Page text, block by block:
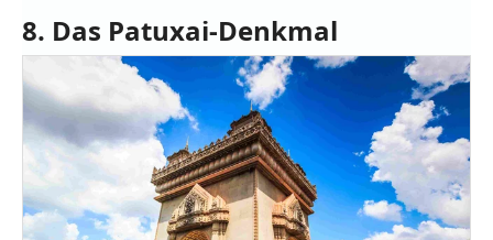
8. Das Patuxai-Denkmal